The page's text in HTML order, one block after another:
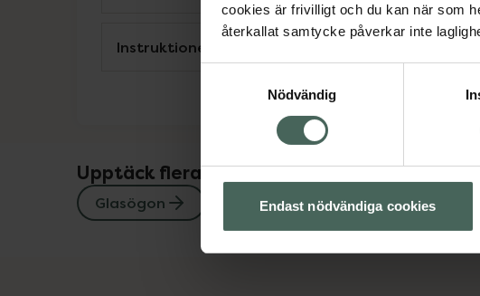
cookies är frivilligt och du kan när som
återkallat samtycke påverkar inte
Nödvändig
Endast nödvändiga cookies
Instruktioner
Upptäck flera produkter inom
Glasögon Ögon och öron